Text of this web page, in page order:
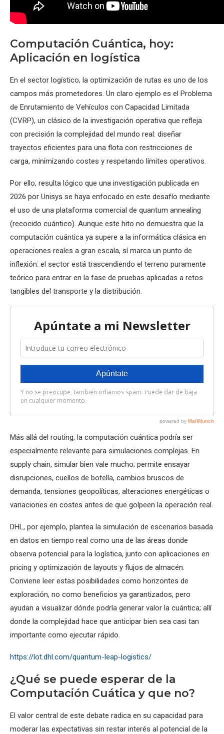
Computación Cuántica, hoy:
Aplicación en logística
En el sector logístico, la optimización de rutas es uno de los
campos más prometedores. Un claro ejemplo es el Problema
de Enrutamiento de Vehículos con Capacidad Limitada
(CVRP), un clásico de la investigación operativa que refleja
con precisión la complejidad del mundo real: diseñar
trayectos eficientes para una flota con restricciones de
carga, minimizando costes y respetando límites operativos.
Por ello, resulta lógico que una investigación publicada en
2026 por Unisys se haya enfocado en este desafío mediante
el uso de una plataforma comercial de quantum annealing
(recocido cuántico). Aunque este hito no demuestra que la
computación cuántica ya supere a la informática clásica en
operaciones reales a gran escala, sí marca un punto de
inflexión: el sector está trascendiendo el terreno puramente
teórico para entrar en la fase de pruebas aplicadas a retos
tangibles del transporte y la distribución.
Más allá del routing, la computación cuántica podría ser
especialmente relevante para simulaciones complejas. En
supply chain, simular bien vale mucho; permite ensayar
disrupciones, cuellos de botella, cambios bruscos de
demanda, tensiones geopolíticas, alteraciones energéticas o
variaciones en costes antes de que golpeen la operación real.
DHL, por ejemplo, plantea la simulación de escenarios basada
en datos en tiempo real como una de las áreas donde
observa potencial para la logística, junto con aplicaciones en
pricing y optimización de layouts y flujos de almacén.
Conviene leer estas posibilidades como horizontes de
exploración, no como beneficios ya garantizados, pero
ayudan a visualizar dónde podría generar valor la cuántica; allí
donde la complejidad hace que anticipar bien sea casi tan
importante como ejecutar rápido.
https://lot.dhl.com/quantum-leap-logistics/
¿Qué se puede esperar de la
Computación Cuática y que no?
El valor central de este debate radica en su capacidad para
moderar las expectativas sin restar interés al potencial de la